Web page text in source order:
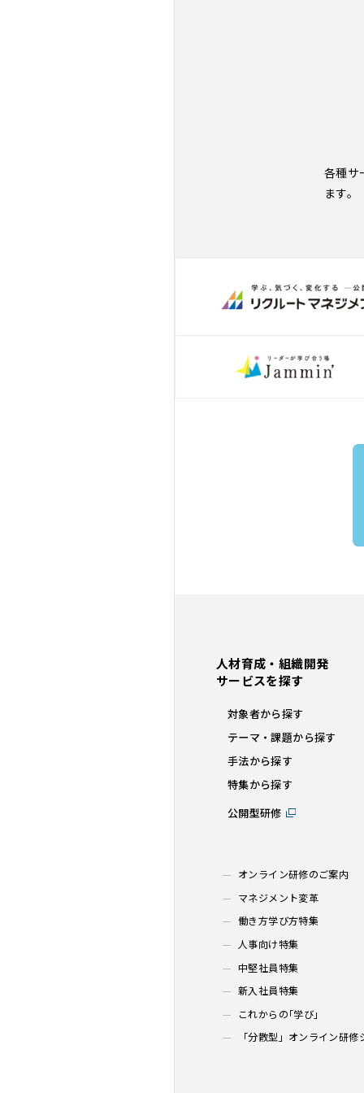
各種サ
ます。
人材育成・組織開発
サービスを探す
対象者から探す
テーマ・課題から探す
手法から探す
特集から探す
オンライン研修のご案内
マネジメント変革
働き方学び方特集
人事向け特集
中堅社員特集
新入社員特集
これからの｢学び｣
「分散型」オンライン研修
公開型研修